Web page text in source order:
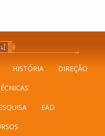
HISTÓRIA DIREÇÃO
EAD